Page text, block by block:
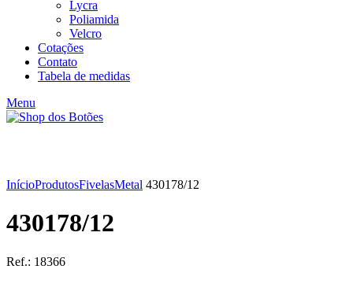
Lycra
Poliamida
Velcro
Cotações
Contato
Tabela de medidas
Menu
InícioProdutosFivelasMetal 430178/12
430178/12
Ref.: 18366